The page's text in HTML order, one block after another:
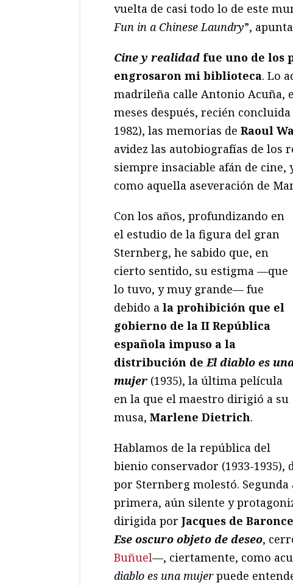
vuelta de casi todo lo de este
Fun in a Chinese Laundry”,
Cine y realidad fue uno de los
engrosaron mi biblioteca. Lo
madrileña calle Antonio Acuña,
meses después, recién concluida
1982), las memorias de Raoul
avidez las autobiografías de los
siempre insaciable afán de cine,
como aquella aseveración de
Con los años, profundizando en
el estudio de la figura del gran
Sternberg, he sabido que, en
cierto sentido, su estigma —que
lo tuvo, y muy grande— fue
debido a la prohibición que el
gobierno de la II República
española impuso a la
distribución deEl diablo es
mujer (1935), la última película
en la que el maestro dirigió a su
musa, Marlene Dietrich.
Hablamos de la república del
bienio conservador (1933-
por Sternberg molestó.
primera, aún silente y
dirigida por Jacques de
Ese oscuro objeto de deseo,
Buñuel—, ciertamente, como
diablo es una mujerpuede